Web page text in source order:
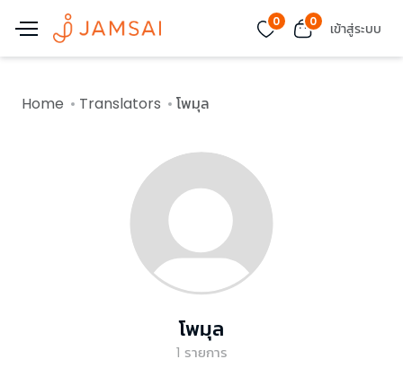
0 0 เข้าสู่ระบบ
Home Translators โพมุล
โพมุล
1 รายการ